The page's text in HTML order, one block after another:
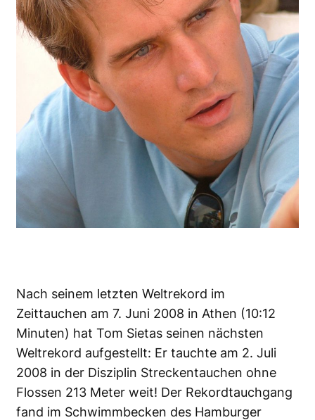
Nach seinem letzten Weltrekord im
Zeittauchen am 7. Juni 2008 in Athen (10:12
Minuten) hat Tom Sietas seinen nächsten
Weltrekord aufgestellt: Er tauchte am 2. Juli
2008 in der Disziplin Streckentauchen ohne
Flossen 213 Meter weit! Der Rekordtauchgang
fand im Schwimmbecken des Hamburger